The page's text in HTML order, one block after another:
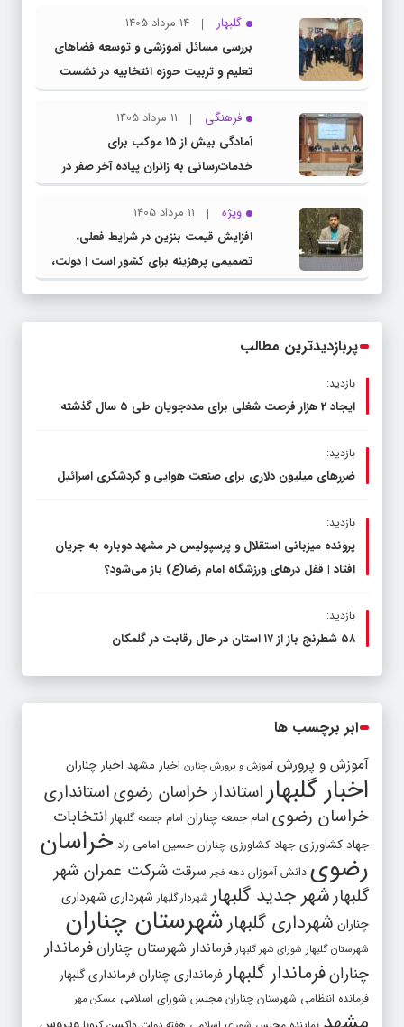
گلبهار
14 مرداد 1405
بررسی مسائل آموزشی و توسعه فضاهای
تعلیم و تربیت حوزه انتخابیه در نشست
مشترک عضو کمیسیون آموزش مجلس با
مدیرکل آموزش و پرورش خراسان رضوی
فرهنگی
11 مرداد 1405
آمادگی بیش از ۱۵ موکب برای
خدمات‌رسانی به زائران پیاده آخر صفر در
شهرستان چناران
ویژه
11 مرداد 1405
افزایش قیمت بنزین در شرایط فعلی،
تصمیمی پرهزینه برای کشور است | دولت،
قاچاق سوخت و عوامل اصلی ناترازی را
پربازدیدترین مطالب
بازدید:
ایجاد 2 هزار فرصت شغلی برای مددجویان طی ۵ سال گذشته
بازدید:
ضررهای میلیون دلاری برای صنعت هوایی و گردشگری اسرائیل
بازدید:
پرونده میزبانی استقلال و پرسپولیس در مشهد دوباره به جریان
افتاد | قفل در‌های ورزشگاه امام رضا(ع) باز می‌شود؟
بازدید:
۵۸ شطرنج‌ باز از ۱۷ استان در حال رقابت در گلمکان
ابر برچسب ها
آموزش و پرورش آموزش و پرورش چنارن اخبار مشهد اخبار چناران
اخبار گلبهاراستاندار خراسان رضویاستانداری
خراسان رضوی امام جمعه چناران امام جمعه گلبهار انتخابات
جهاد کشاورزی جهاد کشاورزی چناران حسین امامی راد خراسان
رضوی دانش آموزان دهه فجر سرقت شرکت عمران شهر
گلبهارشهر جدید گلبهار شهردار گلبهار شهرداری شهرداری
چناران شهرداری گلبهارشهرستان چناران
شهرستان گلبهار شورای شهر گلبهار فرماندار شهرستان چناران فرماندار
چنارانفرماندار گلبهارفرمانداری چنارانفرمانداری گلبهار
فرمانده انتظامی شهرستان چناران مجلس شورای اسلامی مسکن مهر